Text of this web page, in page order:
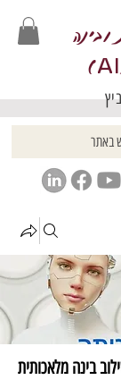
ובינה
AI
)
בינה מלאכותית